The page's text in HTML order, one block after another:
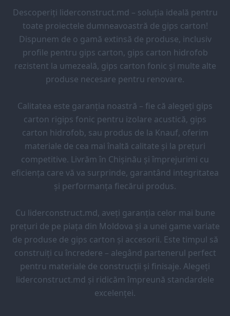
Descoperiți liderconstruct.md – soluția ideală pentru
toate proiectele dumneavoastră de gips carton!
Dispunem de o gamă extinsă de produse, inclusiv
profile pentru gips carton, gips carton hidrofob
rezistent la umezeală, gips carton fonic și multe alte
produse necesare pentru renovare.
Calitatea este garanția noastră – fie că alegeți gips
carton rigips fonic pentru izolare acustică, gips
carton hidrofob, sau produs de la Knauf, oferim
materiale de cea mai înaltă calitate și la prețuri
competitive. Livrăm în Chișinău și împrejurimi cu
eficiența care vă va surprinde, garantând integritatea
și performanța fiecărui produs.
Cu liderconstruct.md, aveți garanția celor mai bune
prețuri de pe piața din Moldova și a unei game variate
de produse de gips carton și accesorii. Este timpul să
construiți cu încredere – alegând partenerul perfect
pentru materiale de construcții și finisaje. Alegeți
liderconstruct.md și ridicăm împreună standardele
excelenței.